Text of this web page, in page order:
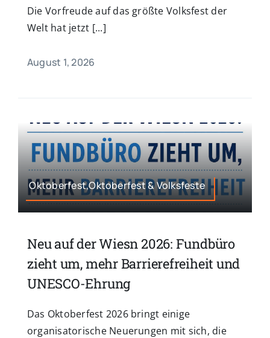
Die Vorfreude auf das größte Volksfest der
Welt hat jetzt [...]
August 1, 2026
Oktoberfest,Oktoberfest & Volksfeste
Neu auf der Wiesn 2026: Fundbüro
zieht um, mehr Barrierefreiheit und
UNESCO-Ehrung
Das Oktoberfest 2026 bringt einige
organisatorische Neuerungen mit sich, die